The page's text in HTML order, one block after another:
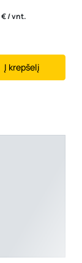
€ / vnt.
Į krepšelį